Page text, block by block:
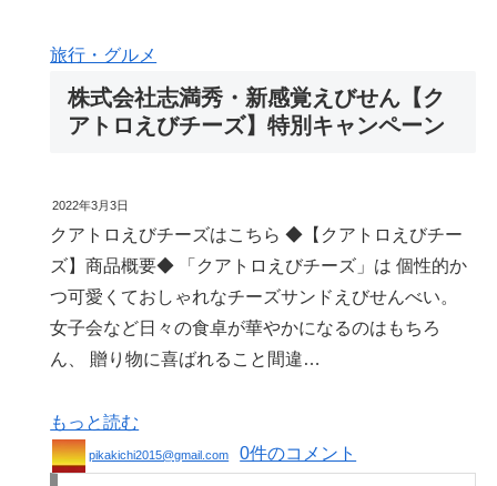
旅行・グルメ
株式会社志満秀・新感覚えびせん【ク
アトロえびチーズ】特別キャンペーン
2022年3月3日
クアトロえびチーズはこちら ◆【クアトロえびチー
ズ】商品概要◆ 「クアトロえびチーズ」は 個性的か
つ可愛くておしゃれなチーズサンドえびせんべい。
女子会など日々の食卓が華やかになるのはもちろ
ん、 贈り物に喜ばれること間違…
もっと読む
pikakichi2015@gmail.com 0件のコメント